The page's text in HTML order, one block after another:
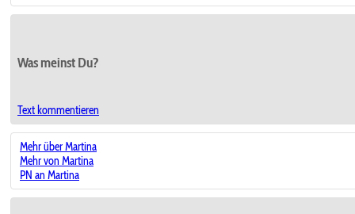
Was meinst Du?
Text kommentieren
Mehr über Martina
Mehr von Martina
PN an Martina